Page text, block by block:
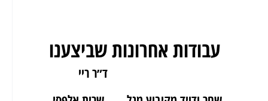
עבודות אחרונות שביצענו
ד״ר ריי